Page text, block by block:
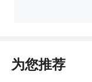
为您推荐